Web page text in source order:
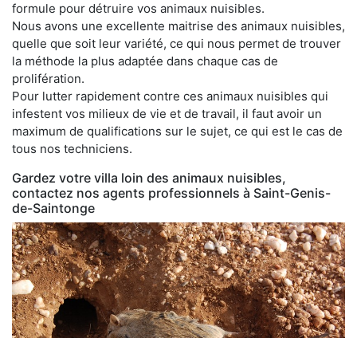
formule pour détruire vos animaux nuisibles.
Nous avons une excellente maitrise des animaux nuisibles,
quelle que soit leur variété, ce qui nous permet de trouver
la méthode la plus adaptée dans chaque cas de
prolifération.
Pour lutter rapidement contre ces animaux nuisibles qui
infestent vos milieux de vie et de travail, il faut avoir un
maximum de qualifications sur le sujet, ce qui est le cas de
tous nos techniciens.
Gardez votre villa loin des animaux nuisibles,
contactez nos agents professionnels à Saint-Genis-
de-Saintonge